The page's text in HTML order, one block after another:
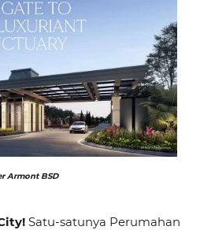
Armont BSD
Satu-satunya Perumahan